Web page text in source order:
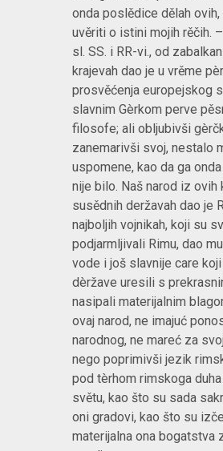
onda poslědice dělah
uvěriti o istini mojih rěčih.
sl. SS. i RR-vi., od
krajevah dao je u vrěme
prosvěćenja europejskog
slavnim Gèrkom perve
filosofe; ali obljubivši
zanemarivši svoj, nestalo
uspomene, kao da ga
nije bilo. Naš narod iz ovih
susědnih deržavah dao je
najboljih vojnikah, koji su
podjarmljivali Rimu, dao
vode i još slavnije care
dèržave uresili s
nasipali materijalnim
ovaj narod, ne imajuć
narodnog, ne mareć za
nego poprimivši jezik
pod tèrhom rimskoga
světu, kao što su sada
oni gradovi, kao što su
materijalna ona bogatstva